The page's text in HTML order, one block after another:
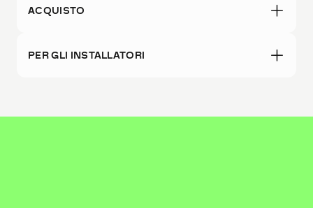
ACQUISTO
PER GLI INSTALLATORI